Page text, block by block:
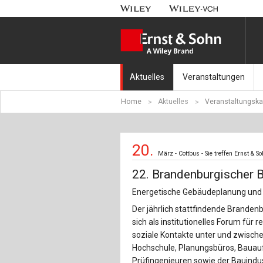
Aktuelles
Nachrichten
Aktuell erschienen
Erscheint in Kürze
Veranstaltungen
Münchener
Fachkonferenz
Symposium
Home Aktuelles
20. März - Cottbus - Sie treffen Ernst &
22. Brandenburgischer
Energetische Gebäudeplanung
Der jährlich stattfindende
sich als institutionelles Forum für
soziale Kontakte unter und
Hochschule, Planungsbüros,
Prüfingenieuren sowie der